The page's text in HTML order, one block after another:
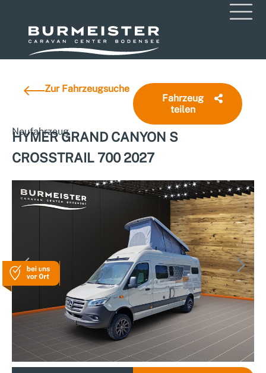
Zur Fahrzeugsuche
Fahrzeug
teilen
Neufahrzeug
HYMER GRAND CANYON S
CROSSTRAIL 700 2027